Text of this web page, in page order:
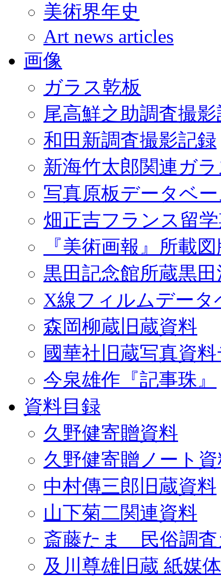
美術界年史
Art news articles
画像
ガラス乾板
尾高鮮之助調査撮
和田新調査撮影記録
新海竹太郎関連ガ
写真原板データベ
畑正吉フランス留
『美術画報』所載
黒田記念館所蔵黒
X線フィルムデータ
森岡柳蔵旧蔵資料
國華社旧蔵写真資
今泉雄作『記事珠』
資料目録
久野健寄贈資料
久野健寄贈ノート
中村傳三郎旧蔵資料
山下菊二関連資料
斎藤たま 民俗調査
及川尊雄旧蔵 紙媒